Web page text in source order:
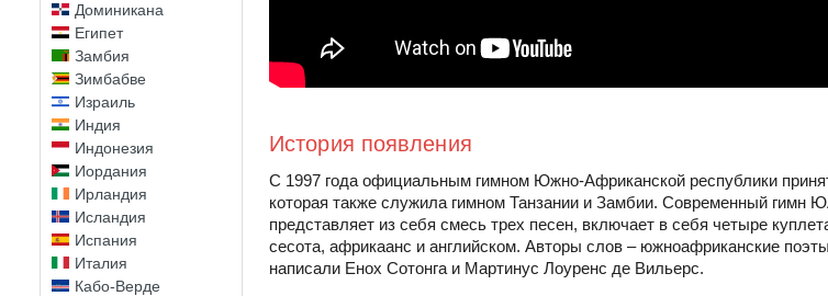
Доминикана
Египет
Замбия
Зимбабве
Израиль
Индия
Индонезия
Иордания
Ирландия
Исландия
Испания
Италия
Кабо-Верде
История появления
С 1997 года официальным гимном Южно-Африканской республики
которая также служила гимном Танзании и Замбии. Современный гимн
представляет из себя смесь трех песен, включает в себя четыре
сесота, африкаанс и английском. Авторы слов – южноафриканские
написали Енох Сотонга и Мартинус Лоуренс де Вильерс.